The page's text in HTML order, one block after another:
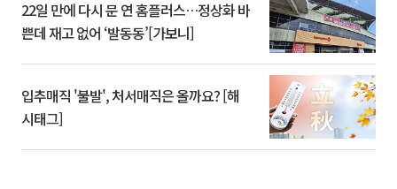
22일 만에 다시 문 연 홈플러스…정상화 바
쁜데 재고 없어 ‘발동동’[가보니]
입추매직 '불발', 처서매직은 올까요? [해
시태그]